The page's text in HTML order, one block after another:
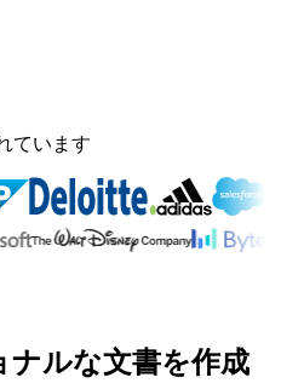
ています
ナルな文書を作成